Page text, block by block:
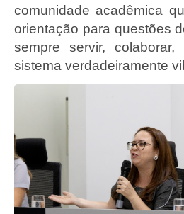
comunidade acadêmica
orientação para questões
sempre servir,
sistema verdadeiramente